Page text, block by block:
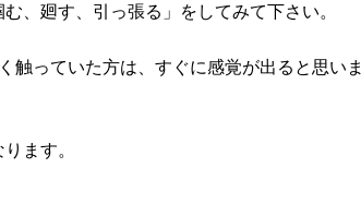
、廻す、引っ張る」をしてみて下さい。
触っていた方は、すぐに感覚が出ると思いま
ます。